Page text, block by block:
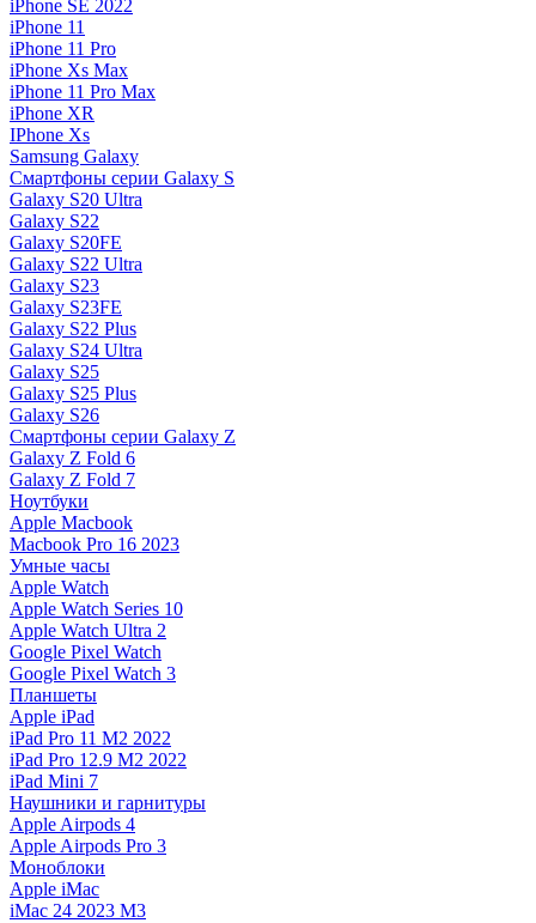
iPhone SE 2022
iPhone 11
iPhone 11 Pro
iPhone Xs Max
iPhone 11 Pro Max
iPhone XR
IPhone Xs
Samsung Galaxy
Смартфоны серии Galaxy S
Galaxy S20 Ultra
Galaxy S22
Galaxy S20FE
Galaxy S22 Ultra
Galaxy S23
Galaxy S23FE
Galaxy S22 Plus
Galaxy S24 Ultra
Galaxy S25
Galaxy S25 Plus
Galaxy S26
Смартфоны серии Galaxy Z
Galaxy Z Fold 6
Galaxy Z Fold 7
Ноутбуки
Apple Macbook
Macbook Pro 16 2023
Умные часы
Apple Watch
Apple Watch Series 10
Apple Watch Ultra 2
Google Pixel Watch
Google Pixel Watch 3
Планшеты
Apple iPad
iPad Pro 11 M2 2022
iPad Pro 12.9 M2 2022
iPad Mini 7
Наушники и гарнитуры
Apple Airpods 4
Apple Airpods Pro 3
Моноблоки
Apple iMac
iMac 24 2023 M3